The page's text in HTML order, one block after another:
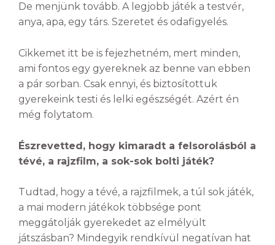
De menjünk tovább. A legjobb játék a testvér,
anya, apa, egy társ. Szeretet és odafigyelés.
Cikkemet itt be is fejezhetném, mert minden,
ami fontos egy gyereknek az benne van ebben
a pár sorban. Csak ennyi, és biztosítottuk
gyerekeink testi és lelki egészségét. Azért én
még folytatom.
Észrevetted, hogy kimaradt a felsorolásból a
tévé, a rajzfilm, a sok-sok bolti játék?
Tudtad, hogy a tévé, a rajzfilmek, a túl sok játék,
a mai modern játékok többsége pont
meggátolják gyerekedet az elmélyült
játszásban? Mindegyik rendkívül negatívan hat